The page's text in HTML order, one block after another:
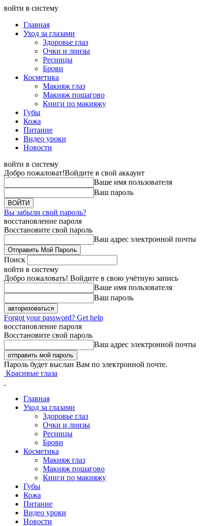
войти в систему
Главная
Уход за глазами
Здоровье глаз
Очки и линзы
Ресницы
Брови
Косметика
Макияж глаз
Макияж пошагово
Книги по макияжу
Губы
Кожа
Питание
Видео уроки
Новости
войти в систему
Добро пожаловат!Войдите в свой аккаунт
Ваше имя пользователя
Ваш пароль
Вы забыли свой пароль?
восстановление пароля
Восстановите свой пароль
Ваш адрес электронной почты
Поиск
войти в систему
Добро пожаловать! Войдите в свою учётную запись
Ваше имя пользователя
Ваш пароль
Forgot your password? Get help
восстановление пароля
Восстановите свой пароль
Ваш адрес электронной почты
Пароль будет выслан Вам по электронной почте.
Красивые глаза
Главная
Уход за глазами
Здоровье глаз
Очки и линзы
Ресницы
Брови
Косметика
Макияж глаз
Макияж пошагово
Книги по макияжу
Губы
Кожа
Питание
Видео уроки
Новости